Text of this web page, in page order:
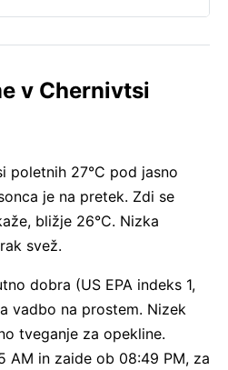
v Chernivtsi
poletnih 27°C pod jasno
je na pretek. Zdi se
bližje 26°C. Nizka
svež.
dobra (US EPA indeks 1,
vadbo na prostem. Nizek
tveganje za opekline.
AM in zaide ob 08:49 PM, za